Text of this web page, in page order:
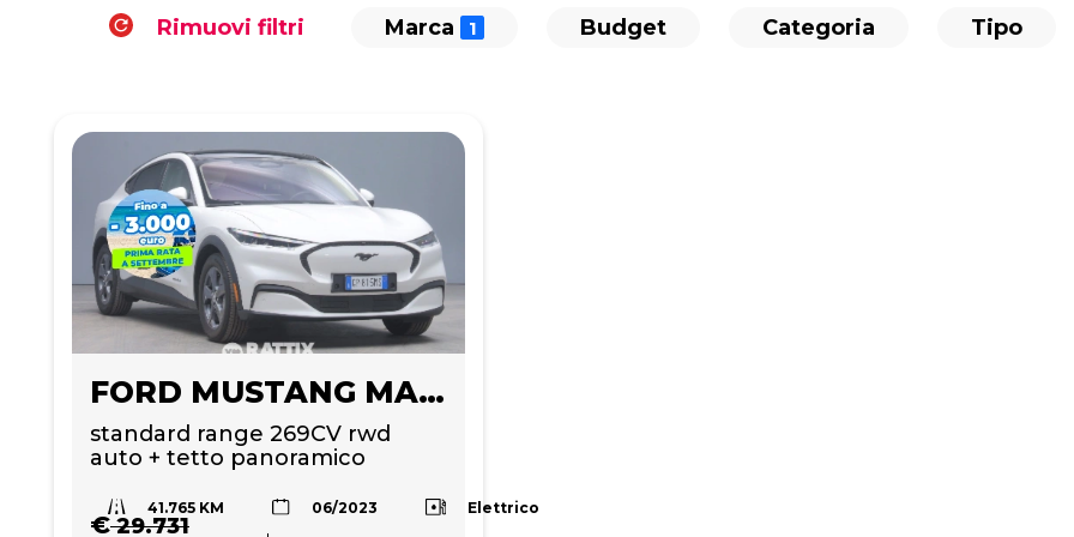
Rimuovi filtri Marca Budget Categoria Tipo
FORD MUSTANG MACH-E
standard range 269CV rwd
auto + tetto panoramico
41.765 KM 06/2023 Elettrico
€29.731